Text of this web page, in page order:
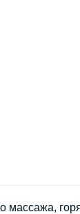
массажа,